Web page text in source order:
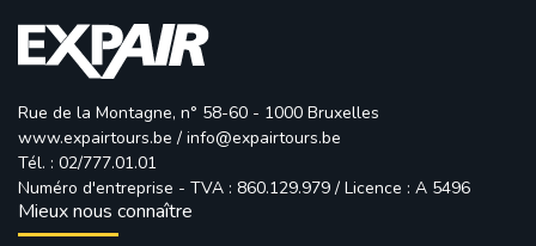
Rue de la Montagne, n° 58-60 - 1000 Bruxelles
www.expairtours.be / info@expairtours.be
Tél. : 02/777.01.01
Numéro d'entreprise - TVA : 860.129.979 / Licence : A 5496
Mieux nous connaître